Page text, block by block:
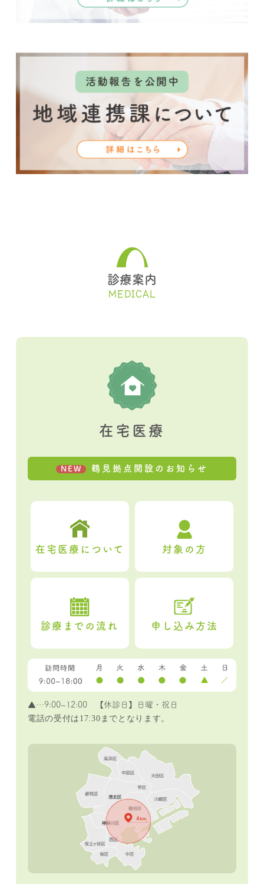
診療案内
MEDICAL
在宅医療
NEW 鶴見拠点開設のお知らせ
在宅医療について 対象の方
診療までの流れ 申し込み方法
▲…9:00~12:00 【休診日】日曜・祝日
電話の受付は17:30までとなります。